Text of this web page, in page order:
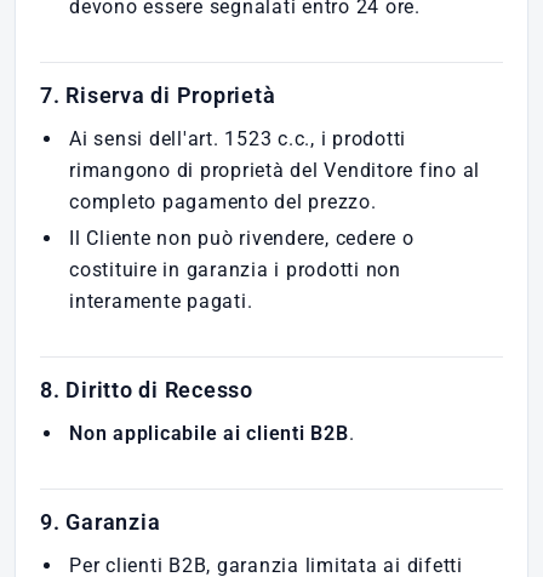
devono essere segnalati entro 24 ore.
7. Riserva di Proprietà
Ai sensi dell'art. 1523 c.c., i prodotti
rimangono di proprietà del Venditore fino al
completo pagamento del prezzo.
Il Cliente non può rivendere, cedere o
costituire in garanzia i prodotti non
interamente pagati.
8. Diritto di Recesso
Non applicabile ai clienti B2B.
9. Garanzia
Per clienti B2B, garanzia limitata ai difetti